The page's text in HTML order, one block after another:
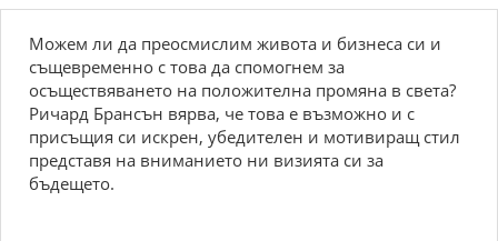
Можем ли да преосмислим живота и бизнеса си и
същевременно с това да спомогнем за
осъществяването на положителна промяна в света?
Ричард Брансън вярва, че това е възможно и с
присъщия си искрен, убедителен и мотивиращ стил
представя на вниманието ни визията си за
бъдещето.